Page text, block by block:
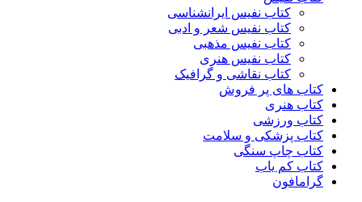
کتاب نفیس ایرانشناسی
کتاب نفیس شعر و ادبی
کتاب نفیس مذهبی
کتاب نفیس هنری
کتاب نقاشی و گرافیک
کتاب های پر فروش
کتاب هنری
کتاب ورزشی
کتاب پزشکی و سلامت
کتاب چاپ سنگی
کتاب کم یاب
گرامافون